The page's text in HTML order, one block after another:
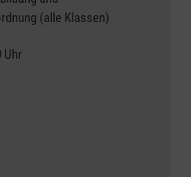
(alle Klassen)
Uhr